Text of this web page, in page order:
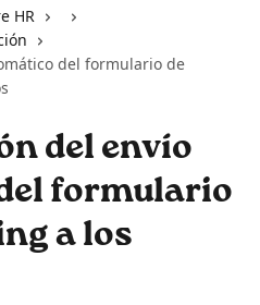
HR
del formulario de
del envío
formulario
a los